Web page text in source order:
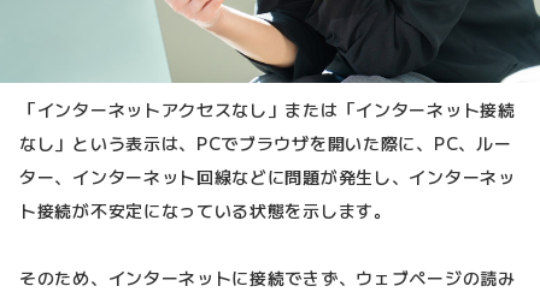
「インターネットアクセスなし」または「インターネット接続
なし」という表示は、PCでブラウザを開いた際に、PC、ルー
ター、インターネット回線などに問題が発生し、インターネッ
ト接続が不安定になっている状態を示します。
そのため、インターネットに接続できず、ウェブページの読み